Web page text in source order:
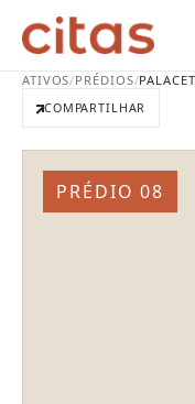
ATIVOS/PRÉDIOS/
COMPARTILHAR
PRÉDIO 08